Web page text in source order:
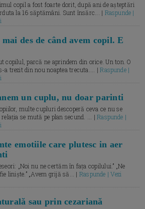
copil a fost foarte dorit, după ani de așteptări
la 16 săptămâni. Sunt însărc... | Raspunde |
des de când avem copil. E
copilul, parcă ne aprindem din orice. Un ton. O
a trezit din nou noaptea trecuta.... |Raspunde |
un cuplu, nu doar parinti
multe cupluri descoperă ceva ce nu se
relația se mută pe plan secund. ... |Raspunde |
emotiile care plutesc in aer
„Noi nu ne certăm în fața copilului.” „Ne
liniște.” „Avem grijă să... | Raspunde | Vezi
sau prin cezariană